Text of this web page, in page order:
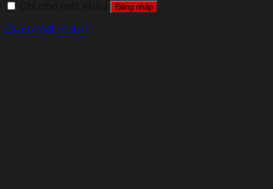
Đăng nhập
Quên mật khẩu?